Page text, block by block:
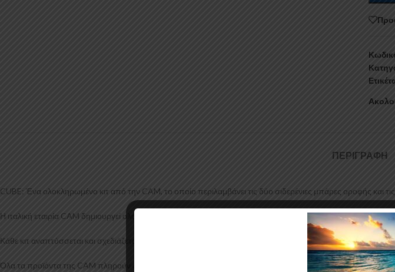
ΠΕΡΙΓΡΑΦΉ
CUBE: Ένα ολοκληρωμένο κιτ από την CAM, το οποίο περιλαμβάνει τις δύο σιδερένιες μπάρες οροφής και
Η ιταλική εταιρία CAM δημιουργεί ολοκληρωμένα πακέτα μπαρών οροφής, σειρά CUBE, τα οποία μπορούν
Κάθε κιτ αναπτύσσεται και σχεδιάζεται ξεχωριστά για κάθε μοντέλο αυτοκίνητου.
Όλα τα προϊόντα της CAM πληρούν όλες τις Ευρωπαϊκές προδιαγραφές, συμπεριλαμβανομένου και T.U.V.